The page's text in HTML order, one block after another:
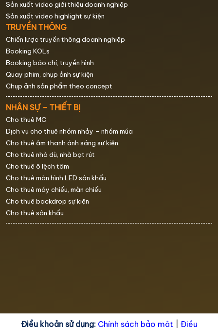
Sản xuất video giới thiệu doanh nghiệp
Sản xuất video highlight sự kiện
TRUYỀN THÔNG
Chiến lược truyền thông doanh nghiệp
Booking KOLs
Booking báo chí, truyền hình
Quay phim, chụp ảnh sự kiện
Chụp ảnh sản phẩm theo concept
NHÂN SỰ – THIẾT BỊ
Cho thuê MC
Dịch vụ cho thuê nhóm nhảy – nhóm múa
Cho thuê âm thanh ánh sáng sự kiện
Cho thuê nhà dù, nhà bạt rút
Cho thuê ô lệch tâm
Cho thuê màn hình LED sân khấu
Cho thuê máy chiếu, màn chiếu
Cho thuê backdrop sự kiện
Cho thuê sân khấu
Điều khoản sử dụng: Chính sách bảo mật Điều